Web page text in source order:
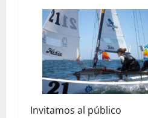
Invitamos al público